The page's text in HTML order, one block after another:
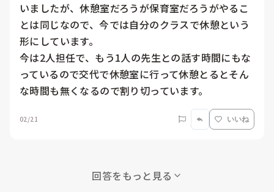
いましたが、休憩室だろうが保育室だろうがやるこ
とは同じなので、今では自分のクラスで休憩という
形にしています。
今は2人担任で、もう1人の先生との話す時間にもな
っているので交代で休憩室に行って休憩とるとそん
な時間も無くなるので割り切っています。
02/21 いいね
回答をもっと見る